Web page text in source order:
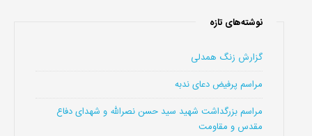
نوشته‌های تازه
گزارش زنگ همدلی
مراسم پرفیض دعای ندبه
مراسم بزرگداشت شهید سید حسن نصرالله و شهدای دفاع
مقدس و مقاومت